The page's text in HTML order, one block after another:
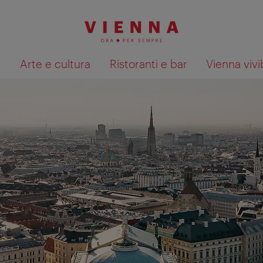
Arte e cultura Ristoranti e bar Vienna